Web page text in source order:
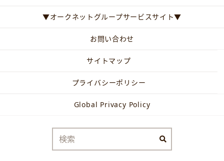
▼オークネットグループサービスサイト▼
お問い合わせ
サイトマップ
プライバシーポリシー
Global Privacy Policy